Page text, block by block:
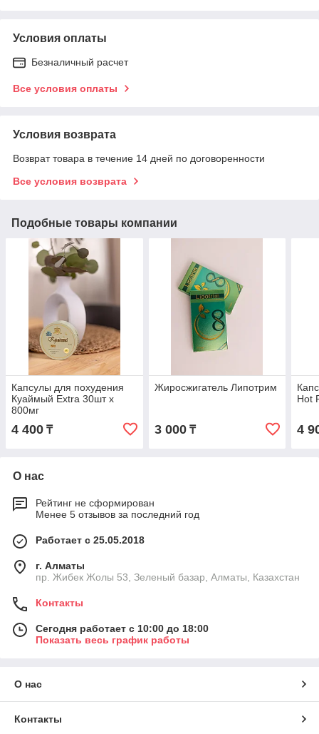
Условия оплаты
Безналичный расчет
Все условия оплаты
Условия возврата
Возврат товара в течение 14 дней по договоренности
Все условия возврата
Подобные товары компании
Капсулы для похудения
Куаймый Extra 30шт х
800мг
4 400 ₸
Жиросжигатель Липотрим
3 000₸
Hot
4
О нас
Рейтинг не сформирован
Менее 5 отзывов за последний год
Работает с 25.05.2018
г. Алматы
пр. Жибек Жолы 53, Зеленый базар, Алматы, Казахстан
Контакты
Сегодня работает с 10:00 до 18:00
Показать весь график работы
О нас
Контакты